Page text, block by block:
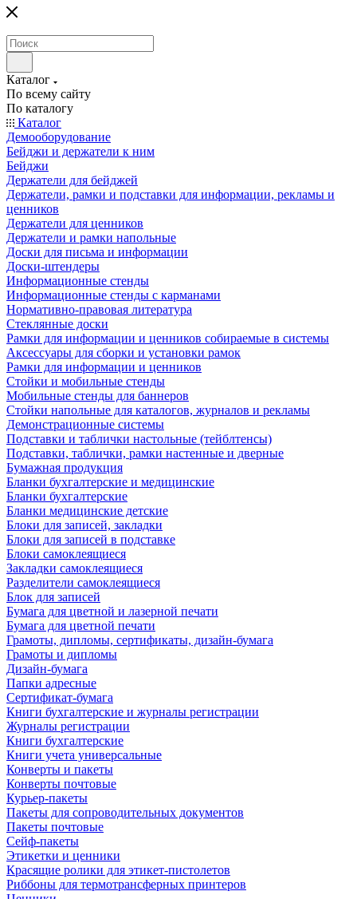
Каталог
По всему сайту
По каталогу
Каталог
Демооборудование
Бейджи и держатели к ним
Бейджи
Держатели для бейджей
Держатели, рамки и подставки для информации, рекламы и
ценников
Держатели для ценников
Держатели и рамки напольные
Доски для письма и информации
Доски-штендеры
Информационные стенды
Информационные стенды с карманами
Нормативно-правовая литература
Стеклянные доски
Рамки для информации и ценников собираемые в системы
Аксессуары для сборки и установки рамок
Рамки для информации и ценников
Стойки и мобильные стенды
Мобильные стенды для баннеров
Стойки напольные для каталогов, журналов и рекламы
Демонстрационные системы
Подставки и таблички настольные (тейблтенсы)
Подставки, таблички, рамки настенные и дверные
Бумажная продукция
Бланки бухгалтерские и медицинские
Бланки бухгалтерские
Бланки медицинские детские
Блоки для записей, закладки
Блоки для записей в подставке
Блоки самоклеящиеся
Закладки самоклеящиеся
Разделители самоклеящиеся
Блок для записей
Бумага для цветной и лазерной печати
Бумага для цветной печати
Грамоты, дипломы, сертификаты, дизайн-бумага
Грамоты и дипломы
Дизайн-бумага
Папки адресные
Сертификат-бумага
Книги бухгалтерские и журналы регистрации
Журналы регистрации
Книги бухгалтерские
Книги учета универсальные
Конверты и пакеты
Конверты почтовые
Курьер-пакеты
Пакеты для сопроводительных документов
Пакеты почтовые
Сейф-пакеты
Этикетки и ценники
Красящие ролики для этикет-пистолетов
Риббоны для термотрансферных принтеров